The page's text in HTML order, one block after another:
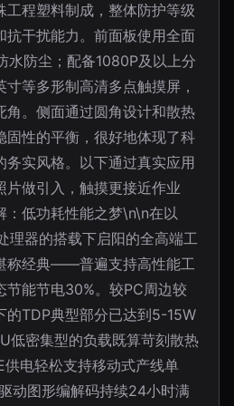
工程塑料制成，整体防护等级
抗干扰能力。前面板使用全面
水防尘；配备1080P及以上分
等多形制高清多点触摸屏，
角。侧面通过圆角设计和散热
固性的平衡，很好地体现了科
务实风格。以下通过真实应用
片做引入，触摸更接近作业
低功耗性能之梦\n\n在以
理器的搭载下启阳的全高端工
称经典——普遍支持高性能工
节能节电30%。较PC周边较
的TDP典型部分已达到5-15W
低密集型的负载既算苛刻散热
电轻松支持移动式产线单
动图形编解码持续24小时满